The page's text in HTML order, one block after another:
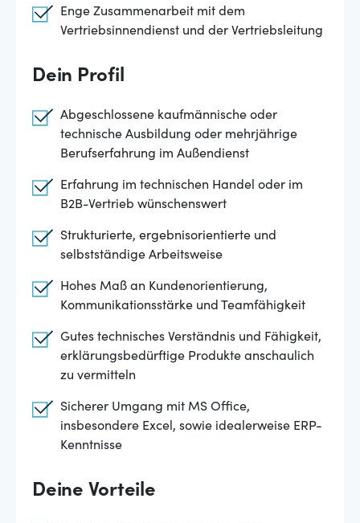
Enge Zusammenarbeit mit dem
Vertriebsinnendienst und der Vertriebsleitung
Dein Profil
Abgeschlossene kaufmännische oder
technische Ausbildung oder mehrjährige
Berufserfahrung im Außendienst
Erfahrung im technischen Handel oder im
B2B-Vertrieb wünschenswert
Strukturierte, ergebnisorientierte und
selbstständige Arbeitsweise
Hohes Maß an Kundenorientierung,
Kommunikationsstärke und Teamfähigkeit
Gutes technisches Verständnis und Fähigkeit,
erklärungsbedürftige Produkte anschaulich
zu vermitteln
Sicherer Umgang mit MS Office,
insbesondere Excel, sowie idealerweise ERP-
Kenntnisse
Deine Vorteile